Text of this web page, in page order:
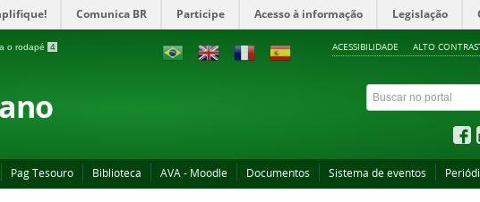
Comunica BR Participe Acesso à informação Legislação
o rodapé 4 ACESSIBILIDADE ALTO
Pag Tesouro Biblioteca AVA - Moodle Documentos Sistema de eventos